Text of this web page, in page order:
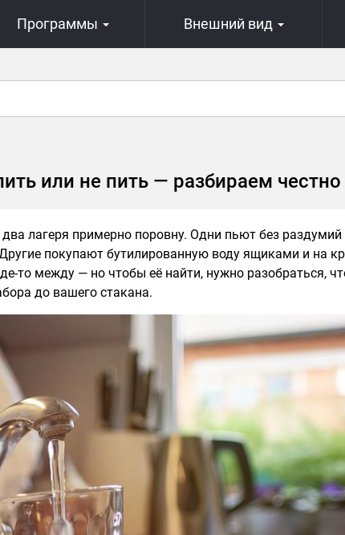
Программы Внешний вид
или не пить — разбираем честно
лагеря примерно поровну. Одни пьют без раздумий
покупают бутилированную воду ящиками и на
то между — но чтобы её найти, нужно разобраться,
до вашего стакана.